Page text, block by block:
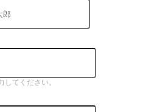
てください。